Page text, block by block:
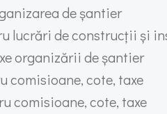
de șantier
lucrări de construcții și
organizării de șantier
comisioane, cote, taxe
comisioane, cote, taxe